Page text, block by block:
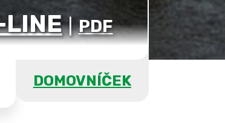
LINE | PDF
DOMOVNÍČEK